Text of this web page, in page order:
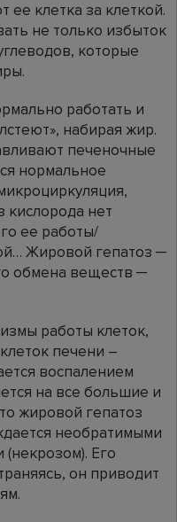
ее клетка за клеткой.
не только избыток
которые
работать и
набирая жир.
печеночные
нормальное
кислорода нет
ее работы/
Жировой гепатоз ─
обмена веществ ─
работы клеток,
печени –
воспалением
на все большие и
жировой гепатоз
необратимыми
Его
он приводит